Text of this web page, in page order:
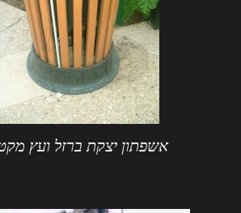
אשפתון יצקת ברזל ועץ מקט 975